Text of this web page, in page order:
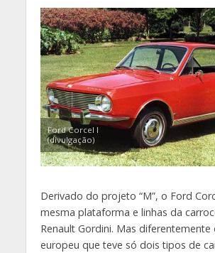
Ford Corcel I
(divulgação)
Derivado do projeto “M”, o Ford
mesma plataforma e linhas da
Renault Gordini. Mas
europeu que teve só dois tipos de